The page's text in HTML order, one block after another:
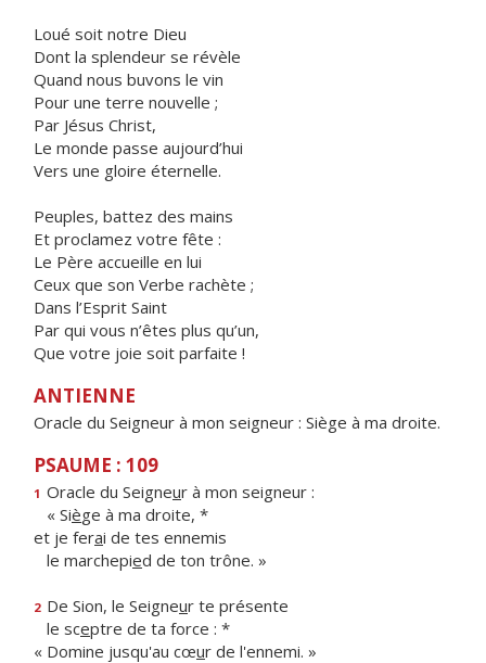
Loué soit notre Dieu
Dont la splendeur se révèle
Quand nous buvons le vin
Pour une terre nouvelle ;
Par Jésus Christ,
Le monde passe aujourd’hui
Vers une gloire éternelle.
Peuples, battez des mains
Et proclamez votre fête :
Le Père accueille en lui
Ceux que son Verbe rachète ;
Dans l’Esprit Saint
Par qui vous n’êtes plus qu’un,
Que votre joie soit parfaite !
ANTIENNE
Oracle du Seigneur à mon seigneur : Siège à ma droite.
PSAUME : 109
1 Oracle du Seigneur à mon seigneur :
« Siège à ma droite, *
et je ferai de tes ennemis
le marchepied de ton trône. »
2 De Sion, le Seigneur te présente
le sceptre de ta force : *
« Domine jusqu'au cœur de l'ennemi. »